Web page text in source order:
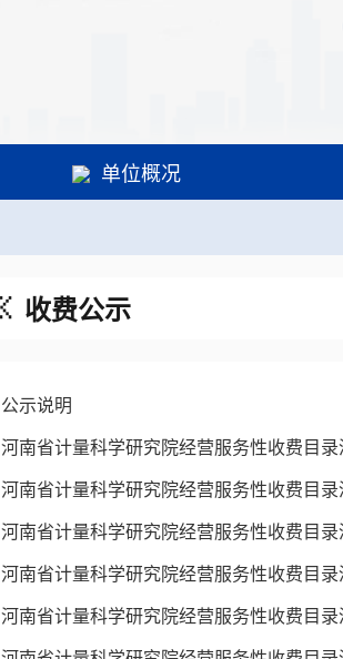
单位概况
收费公示
公示说明
河南省计量科学研究院经营服务性收费目
河南省计量科学研究院经营服务性收费目
河南省计量科学研究院经营服务性收费目
河南省计量科学研究院经营服务性收费目
河南省计量科学研究院经营服务性收费目